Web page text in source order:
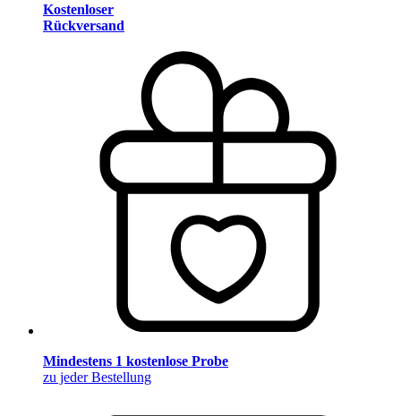
Kostenloser
Rückversand
Mindestens 1 kostenlose Probe
zu jeder Bestellung